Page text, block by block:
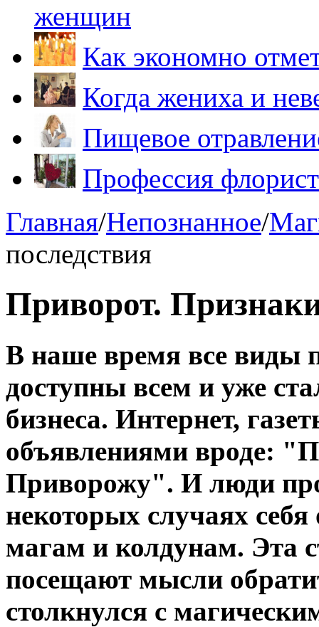
женщин
Как экономно
Когда жениха и
Пищевое
Профессия
Главная/Непознанное/
последствия
Приворот.
В наше время все виды
доступны всем и уже
бизнеса. Интернет,
объявлениями вроде:
Приворожу". И люди
некоторых случаях
магам и колдунам. Эта
посещают мысли
столкнулся с